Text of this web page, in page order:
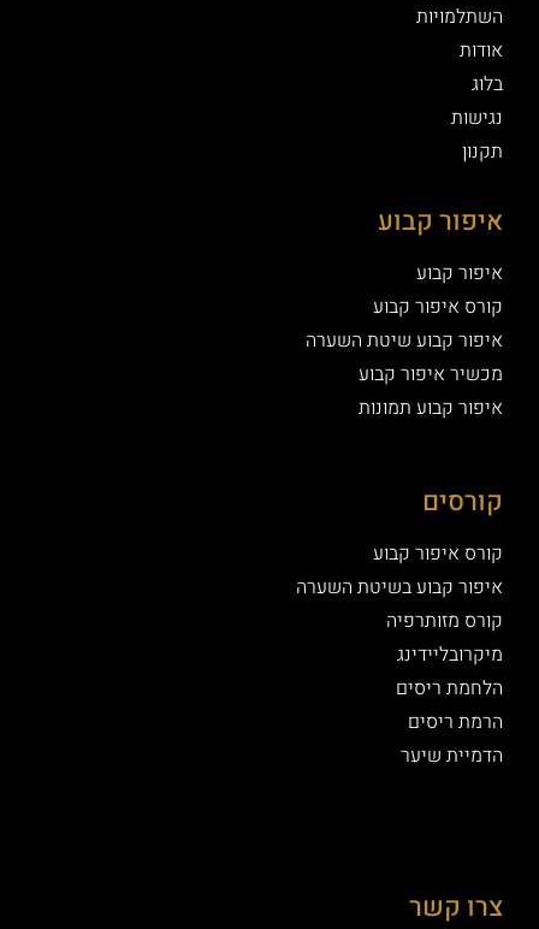
השתלמויות
אודות
בלוג
נגישות
תקנון
איפור קבוע
איפור קבוע
קורס איפור קבוע
איפור קבוע שיטת השערה
מכשיר איפור קבוע
איפור קבוע תמונות
קורסים
קורס איפור קבוע
איפור קבוע בשיטת השערה
קורס מזותרפיה
מיקרובליידינג
הלחמת ריסים
הרמת ריסים
הדמיית שיער
צרו קשר